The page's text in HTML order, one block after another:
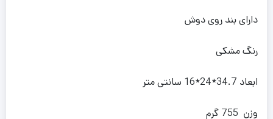
دارای بند روی دوش
رنگ مشکی
ابعاد 34.7*24*16 سانتی متر
وزن 755 گرم